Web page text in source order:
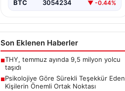
BTC 3054234 ▼ -0.44%
Son Eklenen Haberler
■THY, temmuz ayında 9,5 milyon yolcu
taşıdı
■Psikolojiye Göre Sürekli Teşekkür Eden
Kişilerin Önemli Ortak Noktası